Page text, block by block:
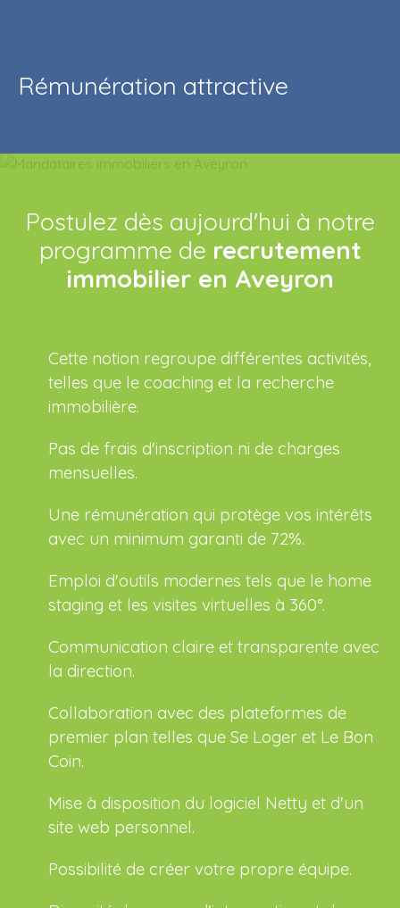
Rémunération attractive
Postulez dès aujourd'hui à notre
programme de recrutement
immobilier en Aveyron
Cette notion regroupe différentes activités,
telles que le coaching et la recherche
immobilière.
Pas de frais d'inscription ni de charges
mensuelles.
Une rémunération qui protège vos intérêts
avec un minimum garanti de 72%.
Emploi d'outils modernes tels que le home
staging et les visites virtuelles à 360°.
Communication claire et transparente avec
la direction.
Collaboration avec des plateformes de
premier plan telles que Se Loger et Le Bon
Coin.
Mise à disposition du logiciel Netty et d'un
site web personnel.
Possibilité de créer votre propre équipe.